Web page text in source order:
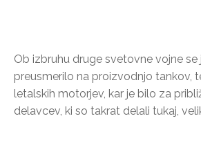
Ob izbruhu druge svetovne vojne se
preusmerilo na proizvodnjo tankov,
letalskih motorjev, kar je bilo za
delavcev, ki so takrat delali tukaj,